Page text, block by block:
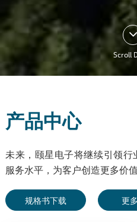
Scroll
产品中心
未来，颐星电子将继续引领
服务水平，为客户创造更多价
规格书下载 更